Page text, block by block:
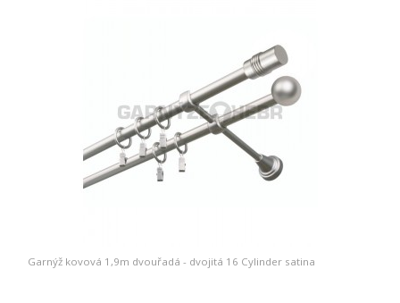
Garnýž kovová 1,9m dvouřadá - dvojitá 16 Cylinder satina